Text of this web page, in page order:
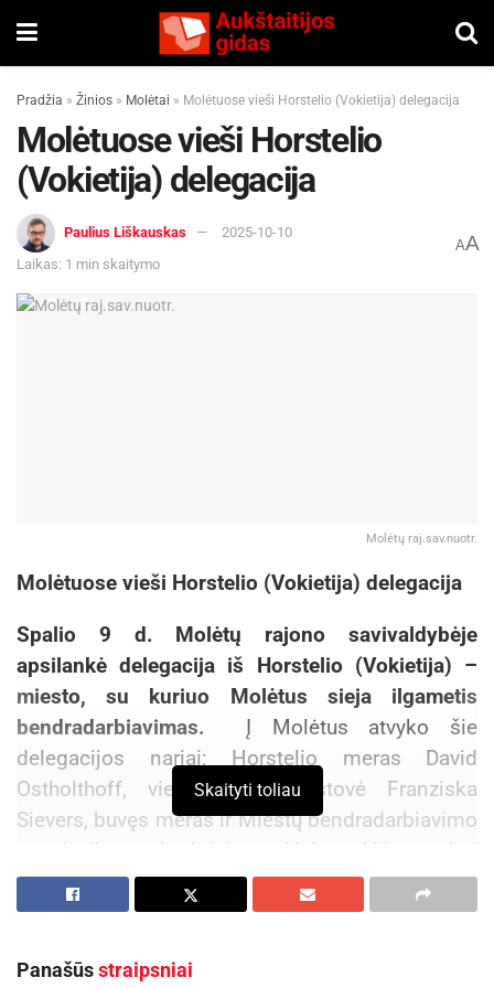
Pradžia » Žinios » Molėtai » Molėtuose vieši Horstelio (Vokietija) delegacija
Molėtuose vieši Horstelio
(Vokietija) delegacija
Paulius Liškauskas
2025-10-10
Laikas: 1 min skaitymo
AA
Molėtų raj.sav.nuotr.
Molėtuose vieši Horstelio (Vokietija) delegacija
Spalio 9 d. Molėtų rajono savivaldybėje
apsilankė delegacija iš Horstelio (Vokietija) –
miesto, su kuriuo Molėtus sieja ilgametis
bendradarbiavimas. Į Molėtus atvyko šie
delegacijos nariai: Horstelio meras David
Ostholthoff, viešųjų ryšių atstovė Franziska
Sievers, buvęs meras ir Miestų bendradarbiavimo
asociacijos pirmininkas Heinz Hüppe bei
asociacijos narys Manfred Heiden.
Skaityti toliau
Panašūsstraipsniai